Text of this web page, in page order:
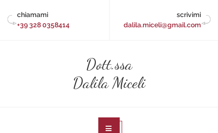
content
chiamami
+39 328 0358414
scrivimi
dalila.miceli@gmail.com
Dott.ssa
Dalila Miceli